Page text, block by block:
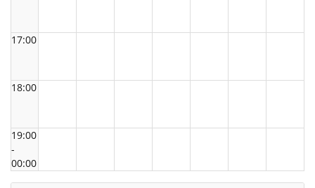
17:00
18:00
19:00
-
00:00